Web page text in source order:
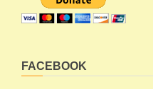
FACEBOOK